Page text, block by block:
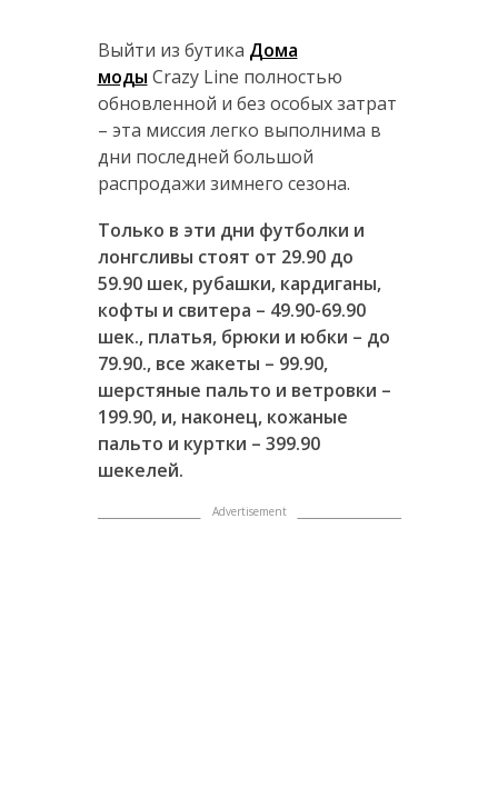
Выйти из бутика Дома
моды Crazy Line полностью
обновленной и без особых затрат
– эта миссия легко выполнима в
дни последней большой
распродажи зимнего сезона.
Только в эти дни футболки и
лонгсливы стоят от 29.90 до
59.90 шек, рубашки, кардиганы,
кофты и свитера – 49.90-69.90
шек., платья, брюки и юбки – до
79.90., все жакеты – 99.90,
шерстяные пальто и ветровки –
199.90, и, наконец, кожаные
пальто и куртки – 399.90
шекелей.